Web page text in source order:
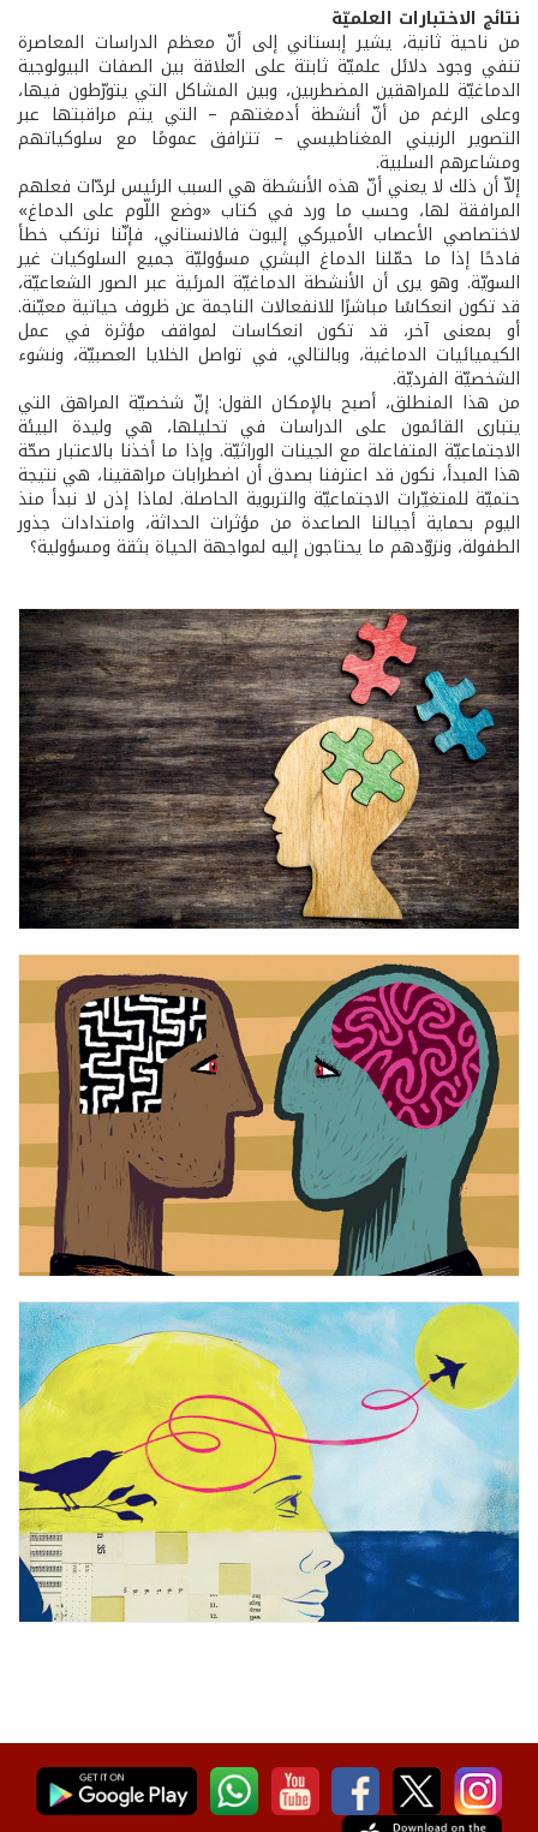
نتائج الاختبارات العلميّة
من ناحية ثانية، يشير إبستاني إلى أنّ معظم الدراسات المعاصرة
تنفي وجود دلائل علميّة ثابتة على العلاقة بين الصفات البيولوجية
الدماغيّة للمراهقين المضطربين، وبين المشاكل التي يتورّطون فيها،
وعلى الرغم من أنّ أنشطة أدمغتهم – التي يتم مراقبتها عبر
التصوير الرنيني المغناطيسي – تترافق عمومًا مع سلوكياتهم
ومشاعرهم السلبية.
إلاّ أن ذلك لا يعني أنّ هذه الأنشطة هي السبب الرئيس لردّات فعلهم
المرافقة لها، وحسب ما ورد في كتاب «وضع اللّوم على الدماغ»
لاختصاصي الأعصاب الأميركي إليوت فالانستاني، فإنّنا نرتكب خطأ
فادحًا إذا ما حمّلنا الدماغ البشري مسؤوليّة جميع السلوكيات غير
السويّة. وهو يرى أن الأنشطة الدماغيّة المرئية عبر الصور الشعاعيّة،
قد تكون انعكاسًا مباشرًا للانفعالات الناجمة عن ظروف حياتية معيّنة.
أو بمعنى آخر، قد تكون انعكاسات لمواقف مؤثرة في عمل
الكيميائيات الدماغية، وبالتالي، في تواصل الخلايا العصبيّة، ونشوء
الشخصيّة الفرديّة.
من هذا المنطلق، أصبح بالإمكان القول: إنّ شخصيّة المراهق التي
يتبارى القائمون على الدراسات في تحليلها، هي وليدة البيئة
الاجتماعيّة المتفاعلة مع الجينات الوراثيّة. وإذا ما أخذنا بالاعتبار صحّة
هذا المبدأ، نكون قد اعترفنا بصدق أن اضطرابات مراهقينا، هي نتيجة
حتميّة للمتغيّرات الاجتماعيّة والتربوية الحاصلة. لماذا إذن لا نبدأ منذ
اليوم بحماية أجيالنا الصاعدة من مؤثرات الحداثة، وامتدادات جذور
الطفولة، ونزوّدهم ما يحتاجون إليه لمواجهة الحياة بثقة ومسؤولية؟